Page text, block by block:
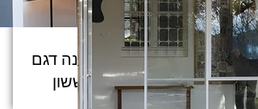
וטרינה דגם
ששון